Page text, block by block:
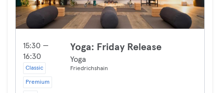
15:30 —
16:30
Classic
Premium
Yoga: Friday Release
Yoga
Friedrichshain